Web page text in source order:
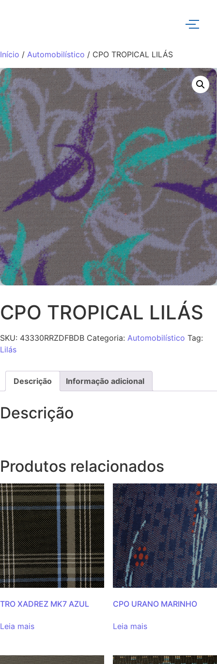
Início / Automobilístico / CPO TROPICAL LILÁS
CPO TROPICAL LILÁS
SKU: 43330RRZDFBDB Categoria: Automobilístico Tag:
Lilás
Descrição Informação adicional
Descrição
Produtos relacionados
TRO XADREZ MK7 AZUL
Leia mais
CPO URANO MARINHO
Leia mais